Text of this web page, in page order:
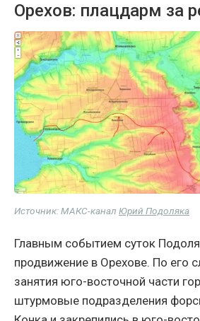
Орехов: плацдарм за
Источник: МАКС-канал Юрий Подоляка
Главным событием суток
продвижение в Орехове. По его
занятия юго-восточной части
штурмовые подразделения